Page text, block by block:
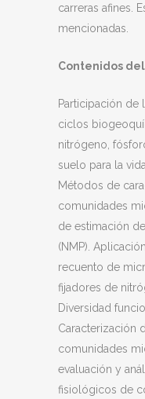
carreras afines.
mencionadas.
Contenidos del
Participación
ciclos
nitrógeno,
suelo para la
Métodos de
comunidades
de estimación
(NMP).
recuento de
fijadores de
Diversidad
Caracterización
comunidades
evaluación y
fisiológicos de